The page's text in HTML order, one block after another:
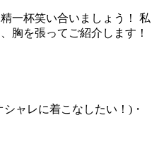
一杯笑い合いましょう！ 私
胸を張ってご紹介します！
ャレに着こなしたい！)・